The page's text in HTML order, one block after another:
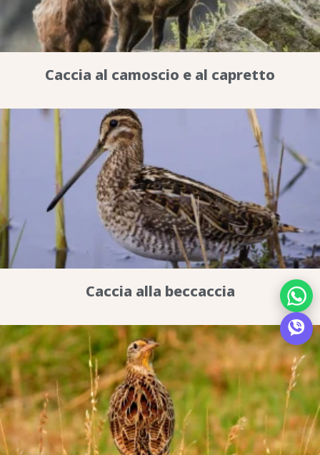
Caccia al camoscio e al capretto
Caccia alla beccaccia